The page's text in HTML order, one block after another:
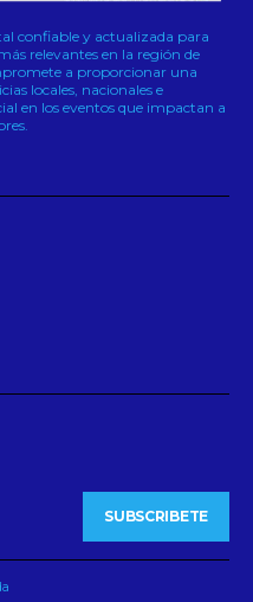
confiable y actualizada para
relevantes en la región de
a proporcionar una
locales, nacionales e
en los eventos que impactan a
SUBSCRIBETE